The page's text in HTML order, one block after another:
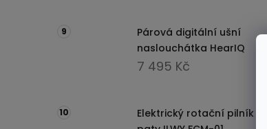
Párová digitální ušní
naslouchátka HearIQ
7 495 Kč
Elektrický rotační pilník na